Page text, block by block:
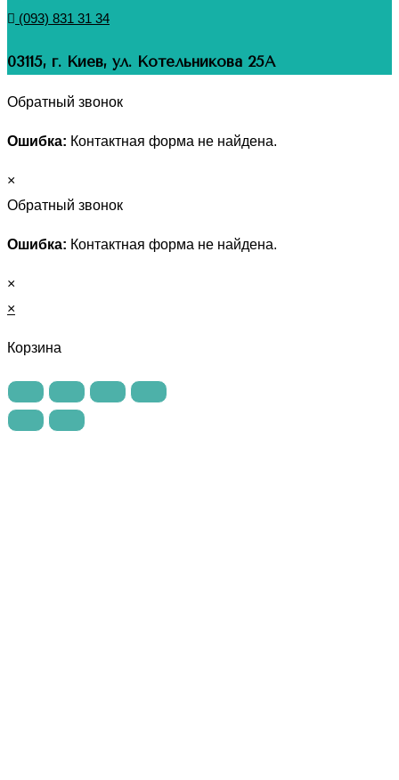
(093) 831 31 34
03115, г. Киев, ул. Котельникова 25А
Обратный звонок
Ошибка: Контактная форма не найдена.
×
Обратный звонок
Ошибка: Контактная форма не найдена.
×
×
Корзина